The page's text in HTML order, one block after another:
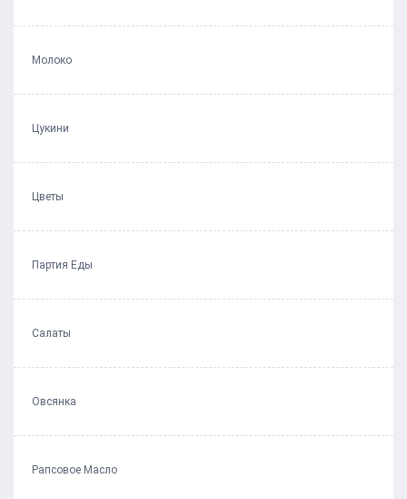
Молоко
Цукини
Цветы
Партия Еды
Салаты
Овсянка
Рапсовое Масло